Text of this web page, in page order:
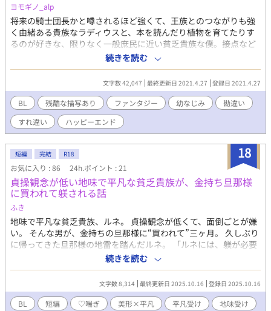
ヨモギノ_alp
将来の騎士団長かと噂されるほど強くて、王族とのつながりも強
く由緒ある貴族なラディウスと、本を読んだり植物を育てたりす
るのが好きな、限りなく一般庶民に近い貧乏貴族な僕。接点など
何処にもないような僕たちが、なぜ今も一緒にいて、しかも同じ
家で暮らしていて、腐れ縁のようになってしまっているのか……
それは誰にも、僕にも未だに謎で、よく分からない。そんな二人
の日々徒然、すれ違い勘違いちょっびりラブコメ風ファンタジー
ＢとＬ。幼なじみの騎士団長候補×薬草園の研究員さん。 全四
話。※マーク付は背後にお気を付けてお読みください。
続きを読む
文字数 42,047 最終更新日 2021.4.27 登録日 2021.4.27
BL 残酷な描写あり ファンタジー 幼なじみ
勘違い
すれ違い
ハッピーエンド
18
短編 完結 R18
お気に入り : 86 24h.ポイント : 21
貞操観念が低い地味で平凡な貧乏貴族が、金持ち旦那様
に買われて躾される話
ふき
地味で平凡な貧乏貴族、ルネ。 貞操観念が低くて、面倒ごとが嫌
い。 そんな男が、金持ちの旦那様に“買われて”三ヶ月。 久しぶり
に帰ってきた旦那様の地雷を踏んだルネ。 「ルネには、躾が必要
だ」 ――躾ってなんですか！？ ※女性器呼び、直接的な性器呼び
要素 ※痛い要素はないです。 ※孕まないです。
続きを読む
文字数 8,314 最終更新日 2025.10.16 登録日 2025.10.16
BL 短編 ♡喘ぎ 美形×平凡 平凡受け
地味受け